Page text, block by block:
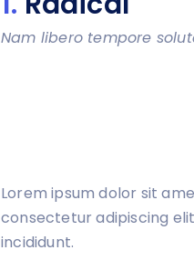
Nam libero tempore
Lorem ipsum dolor sit
consectetur adipiscing
incididunt.